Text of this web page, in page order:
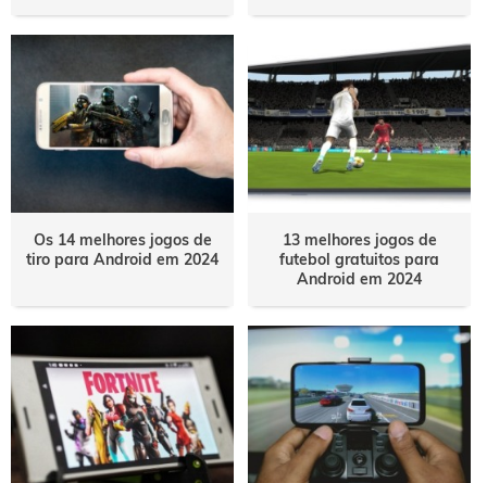
Os 14 melhores jogos de
tiro para Android em 2024
13 melhores jogos de
futebol gratuitos para
Android em 2024